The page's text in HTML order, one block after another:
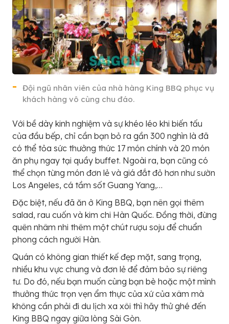
Đội ngũ nhân viên của nhà hàng King BBQ phục vụ
khách hàng vô cùng chu đáo.
Với bề dày kinh nghiệm và sự khéo léo khi biến tấu
của đầu bếp, chỉ cần bạn bỏ ra gần 300 nghìn là đã
có thể tỏa sức thưởng thức 17 món chính và 20 món
ăn phụ ngay tại quầy buffet. Ngoài ra, bạn cũng có
thể chọn từng món đơn lẻ và giá đắt đỏ hơn như sườn
Los Angeles, cá tầm sốt Guang Yang,…
Đặc biệt, nếu đã ăn ở King BBQ, bạn nên gọi thêm
salad, rau cuốn và kim chi Hàn Quốc. Đồng thời, đừng
quên nhâm nhi thêm một chút rượu soju để chuẩn
phong cách người Hàn.
Quán có không gian thiết kế đẹp mặt, sang trọng,
nhiều khu vực chung và đơn lẻ để đảm bảo sự riêng
tư. Do đó, nếu bạn muốn cùng bạn bè hoặc một mình
thưởng thức trọn vẹn ẩm thực của xứ của xâm mà
không cần phải đi du lịch xa xôi thì hãy thử ghé đến
King BBQ ngay giữa lòng Sài Gòn.